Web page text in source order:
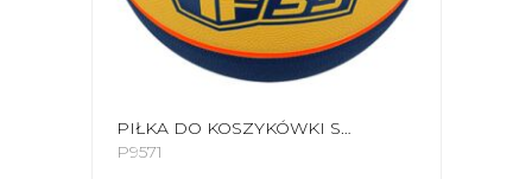
PIŁKA DO KOSZYKÓWKI SPALDING OFFICIAL TF-33 ŻÓŁTO-NIEBIESKA 84352Z
P9571